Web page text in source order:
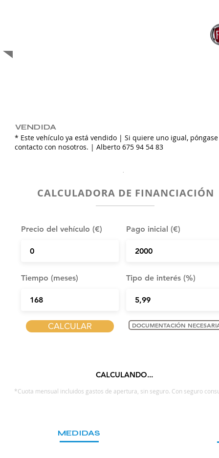
VENDIDA
* Este vehículo ya está vendido | Si quiere uno igual,
contacto con nosotros. | Alberto 675 94 54 83
.
CALCULADORA DE FINANCIACIÓN
Precio del vehículo (€) Pago inicial (€)
Tiempo (meses) Tipo de interés (%)
CALCULAR DOCUMENTACIÓN
CALCULANDO...
*Cuota mensual incluidos gastos de apertura, sin seguro. Con seguro
MEDIDAS